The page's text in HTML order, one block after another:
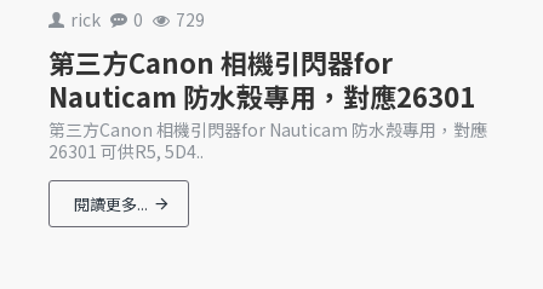
rick 0 729
第三方Canon 相機引閃器for
Nauticam 防水殼專用，對應26301
第三方Canon 相機引閃器for Nauticam 防水殼專用，對應
26301 可供R5, 5D4..
閱讀更多...